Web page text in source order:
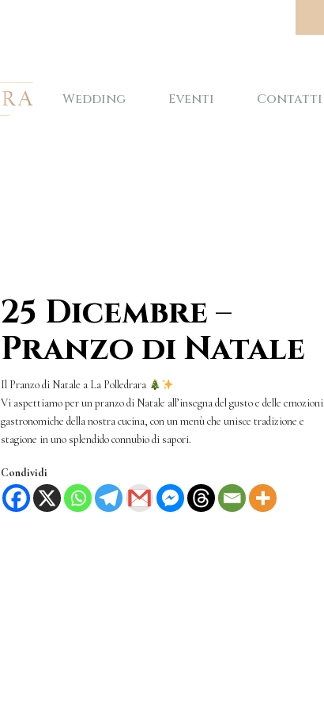
Wedding Eventi Contatti
25 Dicembre –
Pranzo di Natale
Il Pranzo di Natale a La Polledrara
Vi aspettiamo per un pranzo di Natale all’insegna del gusto e delle emozioni
gastronomiche della nostra cucina, con un menù che unisce tradizione e
stagione in uno splendido connubio di sapori.
Condividi